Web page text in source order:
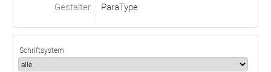
Gestalter ParaType
Schriftsystem